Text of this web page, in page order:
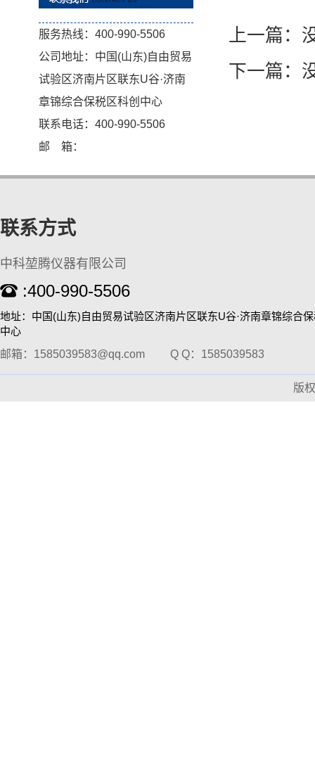
服务热线：400-990-5506
公司地址：中国(山东)自由贸易
试验区济南片区联东U谷·济南
章锦综合保税区科创中心
联系电话：400-990-5506
邮 箱：
上一篇：
下一篇：
联系方式
中科堃腾仪器有限公司
:400-990-5506
地址：中国(山东)自由贸易试验区济南片区联东U谷·济南章锦综合
中心
邮箱：1585039583@qq.com
Q Q：1585039583
版